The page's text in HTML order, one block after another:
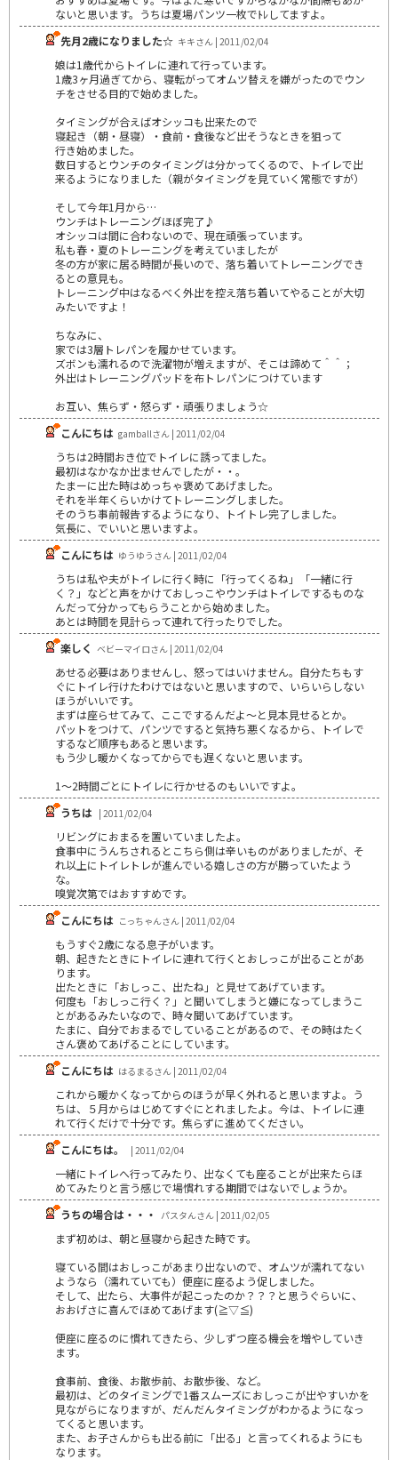
ないと思います。うちは夏場パンツ一枚でﾄﾚしてますよ。
先月2歳になりました☆ キキさん | 2011/02/04
娘は1歳代からトイレに連れて行っています。
1歳3ヶ月過ぎてから、寝転がってオムツ替えを嫌がったのでウン
チをさせる目的で始めました。
タイミングが合えばオシッコも出来たので
寝起き（朝・昼寝）・食前・食後など出そうなときを狙って
行き始めました。
数日するとウンチのタイミングは分かってくるので、トイレで出
来るようになりました（親がタイミングを見ていく常態ですが）
そして今年1月から…
ウンチはトレーニングほぼ完了♪
オシッコは間に合わないので、現在頑張っています。
私も春・夏のトレーニングを考えていましたが
冬の方が家に居る時間が長いので、落ち着いてトレーニングでき
るとの意見も。
トレーニング中はなるべく外出を控え落ち着いてやることが大切
みたいですよ！
ちなみに、
家では3層トレパンを履かせています。
ズボンも濡れるので洗濯物が増えますが、そこは諦めて＾＾；
外出はトレーニングパッドを布トレパンにつけています
お互い、焦らず・怒らず・頑張りましょう☆
こんにちは gamballさん | 2011/02/04
うちは2時間おき位でトイレに誘ってました。
最初はなかなか出ませんでしたが・・。
たまーに出た時はめっちゃ褒めてあげました。
それを半年くらいかけてトレーニングしました。
そのうち事前報告するようになり、トイトレ完了しました。
気長に、でいいと思いますよ。
こんにちは ゆうゆうさん | 2011/02/04
うちは私や夫がトイレに行く時に「行ってくるね」「一緒に行
く？」などと声をかけておしっこやウンチはトイレでするものな
んだって分かってもらうことから始めました。
あとは時間を見計らって連れて行ったりでした。
楽しく ベビーマイロさん | 2011/02/04
あせる必要はありませんし、怒ってはいけません。自分たちもす
ぐにトイレ行けたわけではないと思いますので、いらいらしない
ほうがいいです。
まずは座らせてみて、ここでするんだよ～と見本見せるとか。
パットをつけて、パンツですると気持ち悪くなるから、トイレで
するなど順序もあると思います。
もう少し暖かくなってからでも遅くないと思います。
1～2時間ごとにトイレに行かせるのもいいですよ。
うちは | 2011/02/04
リビングにおまるを置いていましたよ。
食事中にうんちされるとこちら側は辛いものがありましたが、そ
れ以上にトイレトレが進んでいる嬉しさの方が勝っていたよう
な。
嗅覚次第ではおすすめです。
こんにちは こっちゃんさん | 2011/02/04
もうすぐ2歳になる息子がいます。
朝、起きたときにトイレに連れて行くとおしっこが出ることがあ
ります。
出たときに「おしっこ、出たね」と見せてあげています。
何度も「おしっこ行く？」と聞いてしまうと嫌になってしまうこ
とがあるみたいなので、時々聞いてあげています。
たまに、自分でおまるでしていることがあるので、その時はたく
さん褒めてあげることにしています。
こんにちは はるまるさん | 2011/02/04
これから暖かくなってからのほうが早く外れると思いますよ。う
ちは、５月からはじめてすぐにとれましたよ。今は、トイレに連
れて行くだけで十分です。焦らずに進めてください。
こんにちは。
| 2011/02/04
一緒にトイレへ行ってみたり、出なくても座ることが出来たらほ
めてみたりと言う感じで場慣れする期間ではないでしょうか。
うちの場合は・・・
パスタんさん | 2011/02/05
まず初めは、朝と昼寝から起きた時です。
寝ている間はおしっこがあまり出ないので、オムツが濡れてない
ようなら（濡れていても）便座に座るよう促しました。
そして、出たら、大事件が起こったのか？？？と思うぐらいに、
おおげさに喜んでほめてあげます(≧▽≦)
便座に座るのに慣れてきたら、少しずつ座る機会を増やしていき
ます。
食事前、食後、お散歩前、お散歩後、など。
最初は、どのタイミングで1番スムーズにおしっこが出やすいかを
見ながらになりますが、だんだんタイミングがわかるようになっ
てくると思います。
また、お子さんからも出る前に「出る」と言ってくれるようにも
なります。